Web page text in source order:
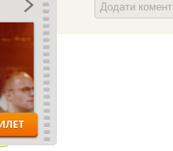
Додати